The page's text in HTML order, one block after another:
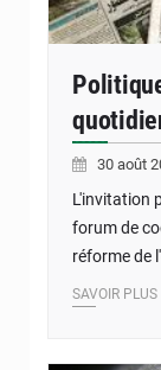
30 août
L'invitation
forum de
réforme de
SAVOIR PLUS